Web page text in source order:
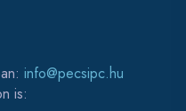
info@pecsipc.hu
is: